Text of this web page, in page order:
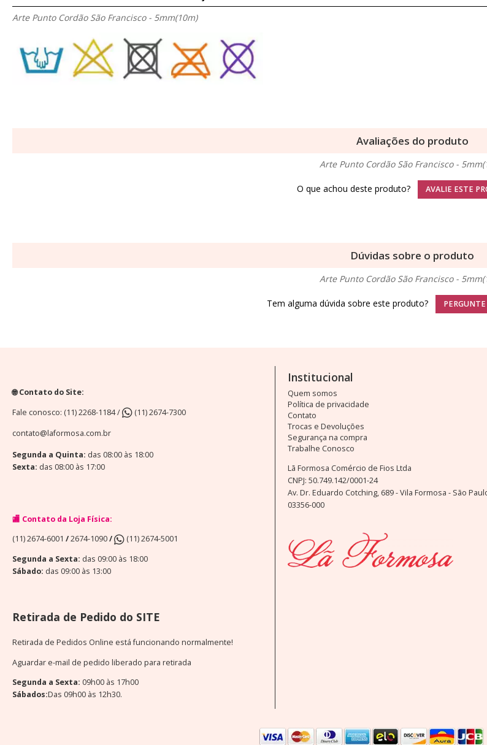
Arte Punto Cordão São Francisco - 5mm(10m)
Avaliações do produto
Arte Punto Cordão São Francisco -
O que achou deste produto? AVALIE ESTE
Dúvidas sobre o produto
Arte Punto Cordão São Francisco -
Tem alguma dúvida sobre este produto?
🌐 Contato do Site:
Fale conosco: (11) 2268-1184 /
(11) 2674-7300
contato@laformosa.com.br
Segunda a Quinta: das 08:00 às 18:00
Sexta: das 08:00 às 17:00
🏬 Contato da Loja Física:
(11) 2674-6001 /2674-1090/
(11) 2674-5001
Segunda a Sexta: das 09:00 às 18:00
Sábado: das 09:00 às 13:00
Retirada de Pedido do SITE
Retirada de Pedidos Online está funcionando normalmente!
Aguardar e-mail de pedido liberado para retirada
Segunda a Sexta: 09h00 às 17h00
Sábados:Das 09h00 às 12h30.
Institucional
Quem somos
Política de privacidade
Contato
Trocas e Devoluções
Segurança na compra
Trabalhe Conosco
Lã Formosa Comércio de Fios Ltda
CNPJ: 50.749.142/0001-24
Av. Dr. Eduardo Cotching, 689 - Vila Formosa - São
03356-000